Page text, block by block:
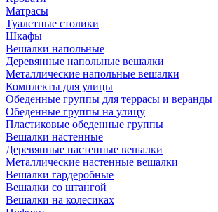
Матрасы
Туалетные столики
Шкафы
Вешалки напольные
Деревянные напольные вешалки
Металлические напольные вешалки
Комплекты для улицы
Обеденные группы для террасы и веранды
Обеденные группы на улицу
Пластиковые обеденные группы
Вешалки настенные
Деревянные настенные вешалки
Металлические настенные вешалки
Вешалки гардеробные
Вешалки со штангой
Вешалки на колесиках